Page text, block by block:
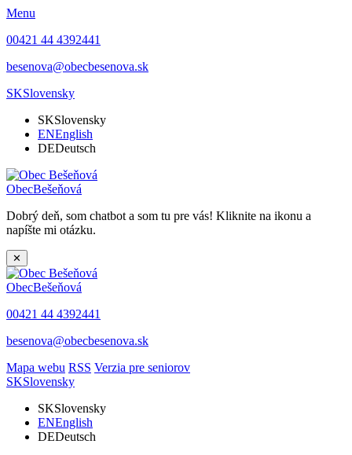
Menu
00421 44 4392441
besenova@obecbesenova.sk
SKSlovensky
SKSlovensky
ENEnglish
DEDeutsch
ObecBešeňová
Dobrý deň, som chatbot a som tu pre vás! Kliknite na ikonu a
napíšte mi otázku.
✕
ObecBešeňová
00421 44 4392441
besenova@obecbesenova.sk
Mapa webu RSS Verzia pre seniorov
SKSlovensky
SKSlovensky
ENEnglish
DEDeutsch